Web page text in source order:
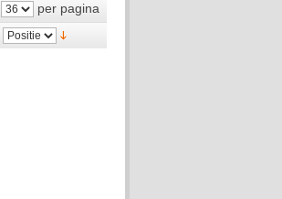
per pagina